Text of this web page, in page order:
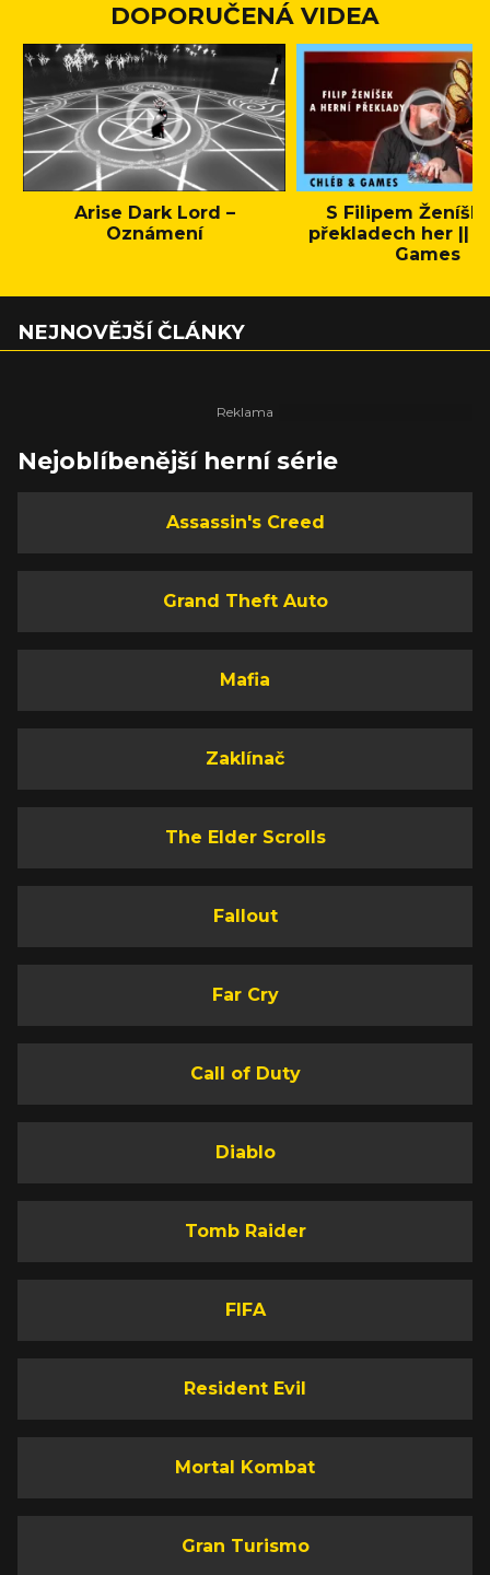
DOPORUČENÁ VIDEA
Arise Dark Lord –
Oznámení
S Filipem
překladech her ||
Games
NEJNOVĚJŠÍ ČLÁNKY
Nejoblíbenější herní série
Assassin's Creed
Grand Theft Auto
Mafia
Zaklínač
The Elder Scrolls
Fallout
Far Cry
Call of Duty
Diablo
Tomb Raider
FIFA
Resident Evil
Mortal Kombat
Gran Turismo